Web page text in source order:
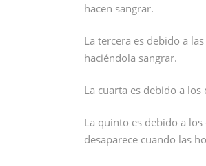
hacen sangrar.
La tercera es debido a
haciéndola sangrar.
La cuarta es debido a
La quinto es debido a
desaparece cuando las